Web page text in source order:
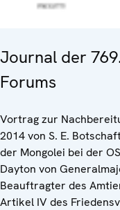
Journal der
Forums
Vortrag zur
2014 von S. E.
der Mongolei bei der
Dayton von
Beauftragter des
Artikel IV des